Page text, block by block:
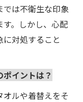
は不衛生な印象
。しかし、心配
対処すること
イントは？
オルや着替えをそ